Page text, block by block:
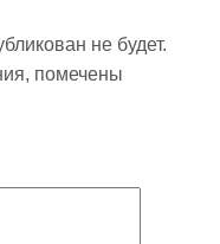
не будет.
помечены